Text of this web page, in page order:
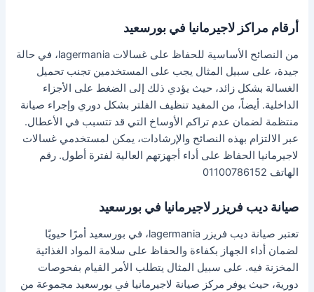
أرقام مراكز لاجيرمانيا في بورسعيد
من النصائح الأساسية للحفاظ على غسالات lagermania، في حالة
جيدة، على سبيل المثال يجب على المستخدمين تجنب تحميل
الغسالة بشكل زائد، حيث يؤدي ذلك إلى الضغط على الأجزاء
الداخلية. أيضاً، من المفيد تنظيف الفلتر بشكل دوري وإجراء صيانة
منتظمة لضمان عدم تراكم الأوساخ التي قد تتسبب في الأعطال.
عبر الالتزام بهذه النصائح والإرشادات، يمكن لمستخدمي غسالات
لاجيرمانيا الحفاظ على أداء أجهزتهم العالية لفترة أطول. رقم
الهاتف 01100786152
صيانة ديب فريزر لاجيرمانيا في بورسعيد
تعتبر صيانة ديب فريزر lagermania، في بورسعيد أمرًا حيويًا
لضمان أداء الجهاز بكفاءة والحفاظ على سلامة المواد الغذائية
المخزنة فيه. على سبيل المثال يتطلب الأمر القيام بفحوصات
دورية، حيث يوفر مركز صيانة لاجيرمانيا في بورسعيد مجموعة من